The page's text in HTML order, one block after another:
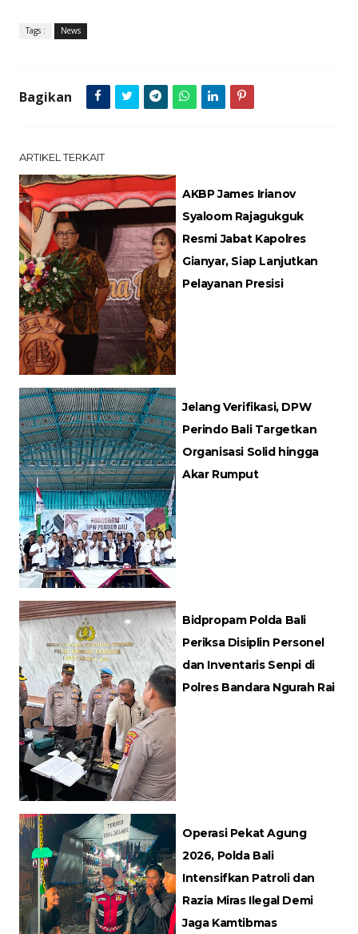
Tags : News
Bagikan
ARTIKEL TERKAIT
AKBP James Irianov
Syaloom Rajagukguk
Resmi Jabat Kapolres
Gianyar, Siap Lanjutkan
Pelayanan Presisi
Jelang Verifikasi, DPW
Perindo Bali Targetkan
Organisasi Solid hingga
Akar Rumput
Bidpropam Polda Bali
Periksa Disiplin Personel
dan Inventaris Senpi di
Polres Bandara Ngurah Rai
Operasi Pekat Agung
2026, Polda Bali
Intensifkan Patroli dan
Razia Miras Ilegal Demi
Jaga Kamtibmas